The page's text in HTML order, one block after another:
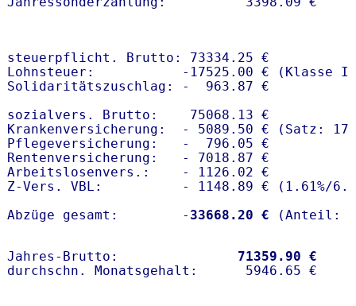
steuerpflicht. Brutto: 73334.25 €
Lohnsteuer:           -17525.00 € (Klasse I)
Solidaritätszuschlag: -  963.87 €
sozialvers. Brutto:    75068.13 €
Krankenversicherung:  - 5089.50 € (Satz:
Pflegeversicherung:   -  796.05 €
Rentenversicherung:   - 7018.87 €
Arbeitslosenvers.:    - 1126.02 €
Z-Vers. VBL:          - 1148.89 € ( 1.61%/
Abzüge gesamt:        - 33668.20 €
Jahres-Brutto: 71359.90 €